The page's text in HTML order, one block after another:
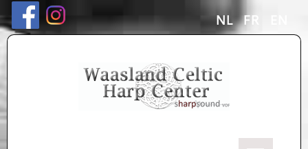
NL FR